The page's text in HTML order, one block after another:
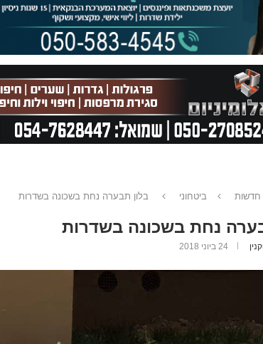
חדשות ביטחוני בלון תבערה נחת בשכונה בשדרות
נחת בשכונה בשדרות
24 ביוני 2018